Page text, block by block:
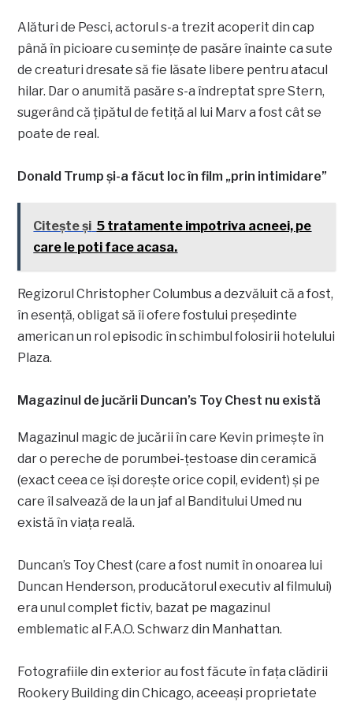
Alături de Pesci, actorul s-a trezit acoperit din cap
până în picioare cu semințe de pasăre înainte ca sute
de creaturi dresate să fie lăsate libere pentru atacul
hilar. Dar o anumită pasăre s-a îndreptat spre Stern,
sugerând că țipătul de fetiță al lui Marv a fost cât se
poate de real.
Donald Trump și-a făcut loc în film „prin intimidare”
Citește și 5 tratamente impotriva acneei, pe
care le poti face acasa.
Regizorul Christopher Columbus a dezvăluit că a fost,
în esență, obligat să îi ofere fostului președinte
american un rol episodic în schimbul folosirii hotelului
Plaza.
Magazinul de jucării Duncan’s Toy Chest nu există
Magazinul magic de jucării în care Kevin primește în
dar o pereche de porumbei-țestoase din ceramică
(exact ceea ce își dorește orice copil, evident) și pe
care îl salvează de la un jaf al Banditului Umed nu
există în viața reală.
Duncan’s Toy Chest (care a fost numit în onoarea lui
Duncan Henderson, producătorul executiv al filmului)
era unul complet fictiv, bazat pe magazinul
emblematic al F.A.O. Schwarz din Manhattan.
Fotografiile din exterior au fost făcute în fața clădirii
Rookery Building din Chicago, aceeași proprietate